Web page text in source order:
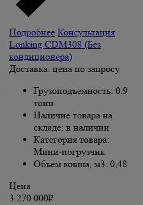
Подробнее Консультация
Lonking CDM308 (Без
кондиционера)
Доставка: цена по запросу
Грузоподъемность: 0.9
тонн
Наличие товара на
складе: в наличии
Категория товара:
Мини-погрузчик
Объем ковша, м3: 0,48
Цена
3 270 000₽